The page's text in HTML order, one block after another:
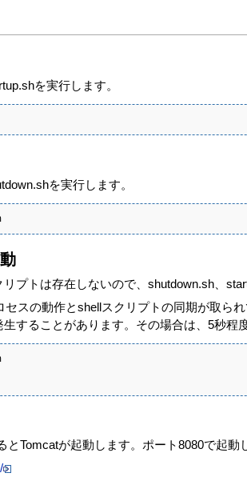
を実行します。
を実行します。
プトは存在しないので、shutdown.sh、
セスの動作とshellスクリプトの同期が取ら
することがあります。その場合は、5秒程
とTomcatが起動します。ポート8080で起